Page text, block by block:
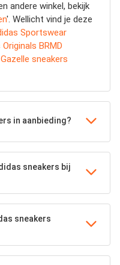
andere winkel, bekijk
'. Wellicht vind je deze
Sportswear
BRMD
sneakers
in aanbieding?
sneakers bij
sneakers